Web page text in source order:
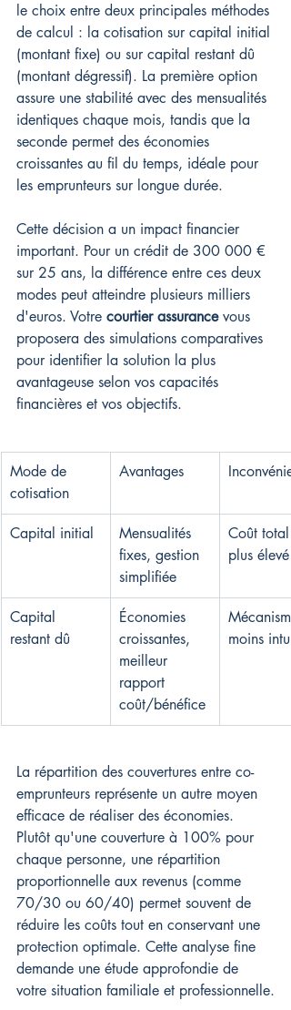
le choix entre deux principales méthodes
de calcul : la cotisation sur capital initial
(montant fixe) ou sur capital restant dû
(montant dégressif). La première option
assure une stabilité avec des mensualités
identiques chaque mois, tandis que la
seconde permet des économies
croissantes au fil du temps, idéale pour
les emprunteurs sur longue durée.
Cette décision a un impact financier
important. Pour un crédit de 300 000 €
sur 25 ans, la différence entre ces deux
modes peut atteindre plusieurs milliers
d'euros. Votre courtier assurance vous
proposera des simulations comparatives
pour identifier la solution la plus
avantageuse selon vos capacités
financières et vos objectifs.
Mode de
cotisation
Avantages
Capital initial
Mensualités
fixes, gestion
simplifiée
Coût total
plus élevé
Capital
restant dû
Économies
croissantes,
meilleur
rapport
coût/bénéfice
moins
La répartition des couvertures entre co-
emprunteurs représente un autre moyen
efficace de réaliser des économies.
Plutôt qu'une couverture à 100% pour
chaque personne, une répartition
proportionnelle aux revenus (comme
70/30 ou 60/40) permet souvent de
réduire les coûts tout en conservant une
protection optimale. Cette analyse fine
demande une étude approfondie de
votre situation familiale et professionnelle.